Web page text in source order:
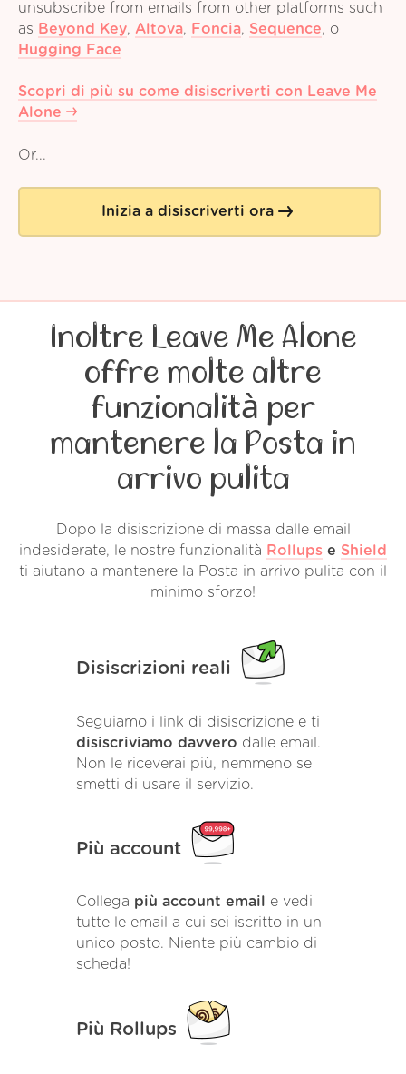
unsubscribe from emails from other platforms such
as Beyond Key, Altova, Foncia, Sequence, o
Hugging Face
Scopri di più su come disiscriverti con Leave Me
Alone
Or...
Inizia a disiscriverti ora
Inoltre Leave Me Alone
offre molte altre
funzionalità per
mantenere la Posta in
arrivo pulita
Dopo la disiscrizione di massa dalle email
indesiderate, le nostre funzionalità Rollups e Shield
ti aiutano a mantenere la Posta in arrivo pulita con il
minimo sforzo!
Disiscrizioni reali
Seguiamo i link di disiscrizione e ti
disiscriviamo davvero dalle email.
Non le riceverai più, nemmeno se
smetti di usare il servizio.
Più account
Collega più account email e vedi
tutte le email a cui sei iscritto in un
unico posto. Niente più cambio di
scheda!
Più Rollups